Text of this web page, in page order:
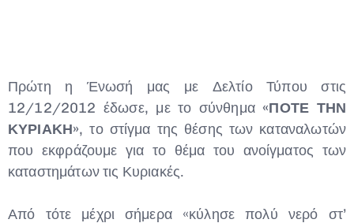
Πρώτη η Ένωσή μας με Δελτίο Τύπου στις
12/12/2012 έδωσε, με το σύνθημα «ΠΟΤΕ ΤΗΝ
ΚΥΡΙΑΚΗ», το στίγμα της θέσης των καταναλωτών
που εκφράζουμε για το θέμα του ανοίγματος των
καταστημάτων τις Κυριακές.
Από τότε μέχρι σήμερα «κύλησε πολύ νερό στ’